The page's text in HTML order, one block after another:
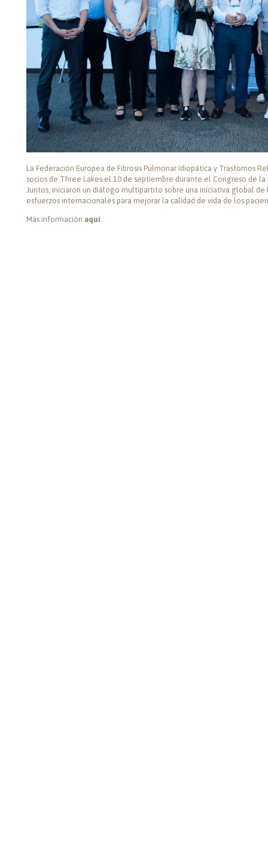
La Federación Europea de Fibrosis Pulmonar Idiopática y Trastornos
socios de Three Lakes el 10 de septiembre durante el Congreso de la
Juntos, iniciaron un diálogo multipartito sobre una iniciativa global de
esfuerzos internacionales para mejorar la calidad de vida de los
Más información aquí.